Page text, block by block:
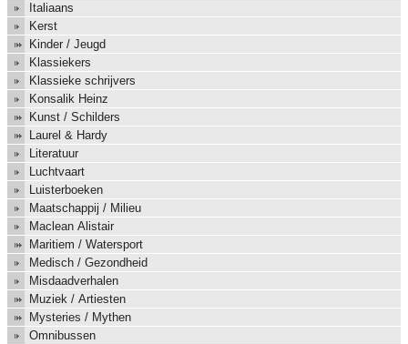
Italiaans
Kerst
Kinder / Jeugd
Klassiekers
Klassieke schrijvers
Konsalik Heinz
Kunst / Schilders
Laurel & Hardy
Literatuur
Luchtvaart
Luisterboeken
Maatschappij / Milieu
Maclean Alistair
Maritiem / Watersport
Medisch / Gezondheid
Misdaadverhalen
Muziek / Artiesten
Mysteries / Mythen
Omnibussen